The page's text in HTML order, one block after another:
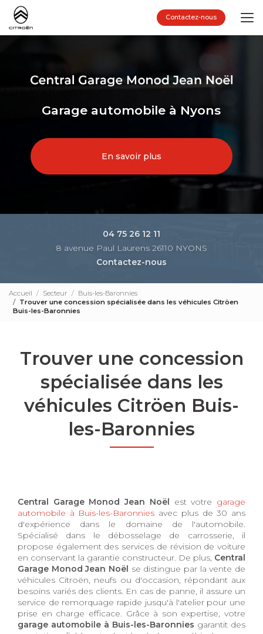
Aller
contenu
principal
Contactez-nous
Garage automobile à Nyons
En savoir plus
04 75 26 12 11
8 avenue Paul Laurens 26110 NYONS
Contactez-nous
Accueil Secteur
Buis-les-Baronnies
Trouver une concession spécialisée dans les véhicules Citröen
Buis-les-Baronnies
Trouver une concession
spécialisée dans les
véhicules Citröen Buis-
les-Baronnies
Central Garage Monod Jean Noël est votre garage
automobile à Buis-les-Baronnies avec plus de 30 ans
d'expérience dans le domaine de l'automobile.
Spécialisé dans le débosselage de carrosserie, il
propose également des services de révision de voiture
en conservant la garantie constructeur. De plus, Central
Garage Monod Jean Noël se distingue par la vente de
véhicules Citroën, neufs ou d'occasion, répondant aux
besoins variés des clients. En cas de panne, il assure un
service de remorquage rapide jusqu'à l'atelier pour une
prise en charge efficace. Grâce à son expertise, votre
garage automobile à Buis-les-Baronnies garantit des